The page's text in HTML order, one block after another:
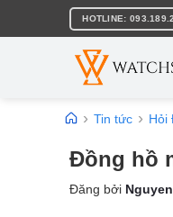
nội
HOTLINE:
Tin tức Hỏi
Đồng hồ
Đăng bởi